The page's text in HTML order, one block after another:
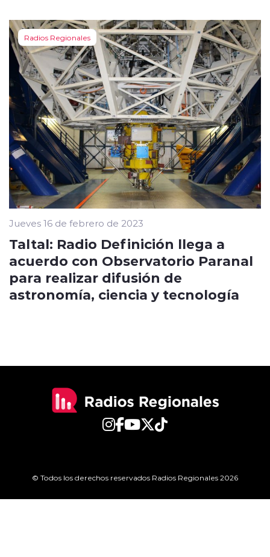
Radios Regionales
Jueves 16 de febrero de 2023
Taltal: Radio Definición llega a
acuerdo con Observatorio Paranal
para realizar difusión de
astronomía, ciencia y tecnología
© Todos los derechos reservados Radios Regionales 2026